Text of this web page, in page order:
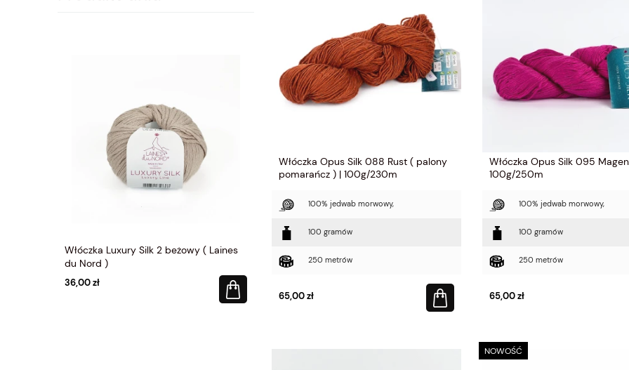
Włóczka Luxury Silk 2 beżowy ( Laines
du Nord )
36,00 zł
du Nord )
Laines du Nord )
Włóczka Opus Silk 088 Rust ( palony
pomarańcz ) | 100g/230m
100% jedwab morwowy,
100 gramów
250 metrów
65,00 zł
Włóczka Opus Silk 095
100g/250m
100% jedwab morwowy,
100 gramów
250 metrów
65,00 zł
NOWOŚĆ